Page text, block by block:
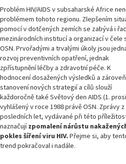
Problém HIV/AIDS v subsaharské Africe
problémem tohoto regionu. Zlepšením
pomocí v dotčených zemích se zabývá i
mezinárodních institucí a organizací v čele
OSN. Prvořadými a trvalými úkoly jsou
rozvoj preventivních opatření, jednak
zpřístupnění léčby a zdravotní péče. K
hodnocení dosažených výsledků a
stanovení nových strategií a cílů slouží
každoročně také Světový den AIDS (1.
vyhlášený v roce 1988 právě OSN. Zprávy z
posledních let, vydávané při této
naznačujízpomalení nárůstu
pokles šíření viru HIV.Přejme si, aby
trend pokračoval i nadále.